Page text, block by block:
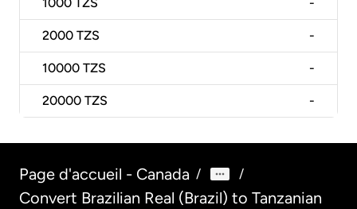
1000 TZS -
2000 TZS -
10000 TZS -
20000 TZS -
Page d'accueil - Canada / /
Convert Brazilian Real (Brazil) to Tanzanian